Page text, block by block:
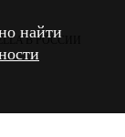
В РОССИИ
найти
найти